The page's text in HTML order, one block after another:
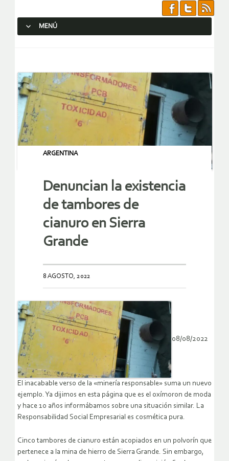
MENÚ
ARGENTINA
Denuncian la existencia
de tambores de
cianuro en Sierra
Grande
8 AGOSTO, 2022
08/08/2022
El inacabable verso de la «minería responsable» suma un nuevo
ejemplo. Ya dijimos en esta página que es el oxímoron de moda
y hace 10 años informábamos sobre una situación similar. La
Responsabilidad Social Empresarial es cosmética pura.
Cinco tambores de cianuro están acopiados en un polvorín que
pertenece a la mina de hierro de Sierra Grande. Sin embargo,